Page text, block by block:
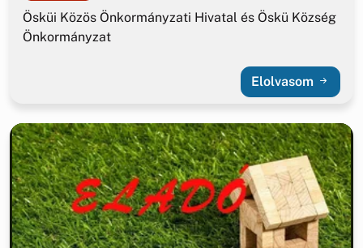
Ösküi Közös Önkormányzati Hivatal és Öskü Község
Önkormányzat
Elolvasom